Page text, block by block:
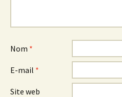
Nom *
E-mail *
Site web